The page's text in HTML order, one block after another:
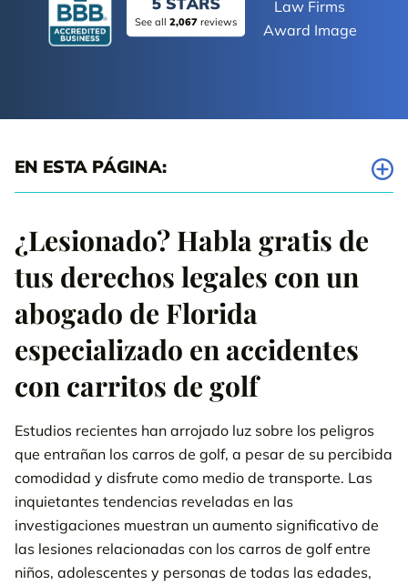
See all 2,067 reviews
EN ESTA PÁGINA:
Causas más comunes de los accidentes de carritos de golf en
Florida
Recientes indemnizaciones y cantidades por accidentes con
carritos de golf en Florida
Contacta con un abogado de Florida especializado en accidentes
con carritos de golf cerca de ti
Llámanos 24/7800-538-4878solicite su revisión de caso
gratis.
PÓNGASE EN CONTACTO CON NUESTRO
EQUIPO
¿Lesionado? Habla gratis de
tus derechos legales con un
abogado de Florida
especializado en accidentes
con carritos de golf
Estudios recientes han arrojado luz sobre los peligros
que entrañan los carros de golf, a pesar de su percibida
comodidad y disfrute como medio de transporte. Las
inquietantes tendencias reveladas en las
investigaciones muestran un aumento significativo de
las lesiones relacionadas con los carros de golf entre
niños, adolescentes y personas de todas las edades,